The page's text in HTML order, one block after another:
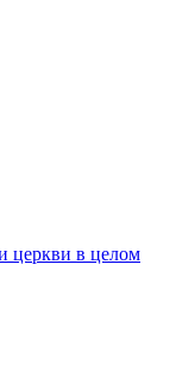
церкви в целом